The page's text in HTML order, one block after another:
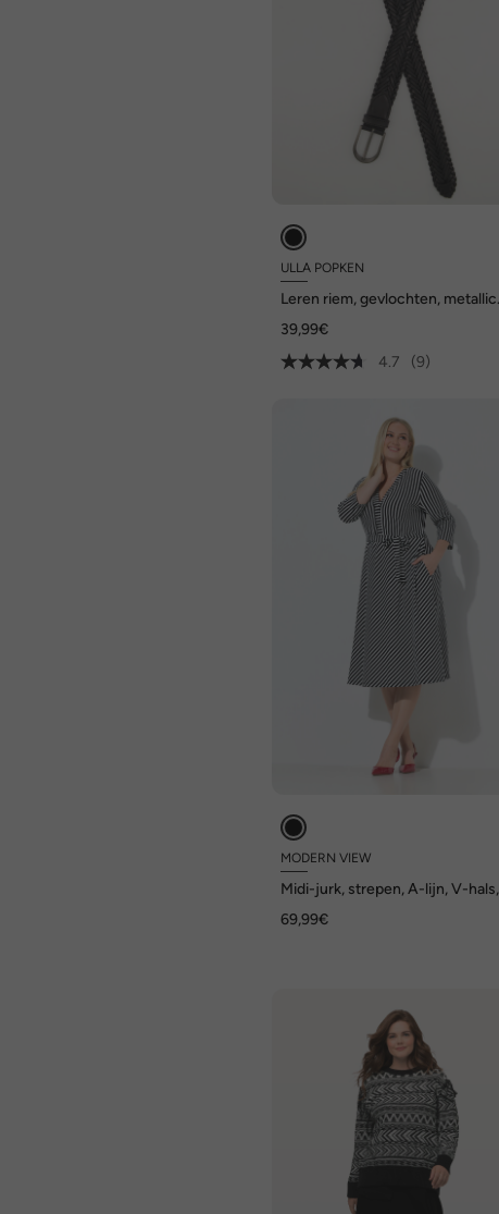
ULLA POPKEN
Leren riem, gevlochten, metallic
39,99€
4.7
(9)
MODERN VIEW
Midi-jurk, strepen, A-lijn, V-hals,
69,99€